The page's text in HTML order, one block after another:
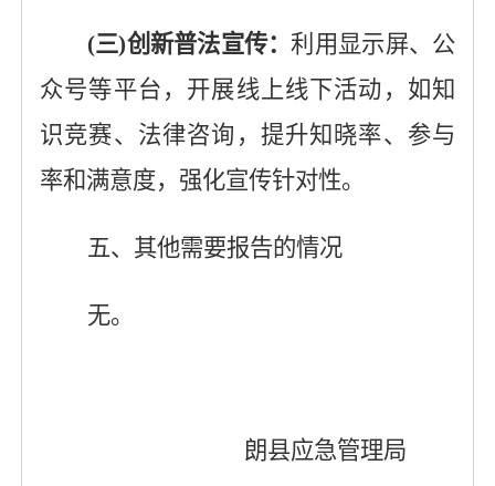
(三)创新普法宣传：利用显示屏、公
众号等平台，开展线上线下活动，如知
识竞赛、法律咨询，提升知晓率、参与
率和满意度，强化宣传针对性。
五、其他需要报告的情况
无。
朗县应急管理局